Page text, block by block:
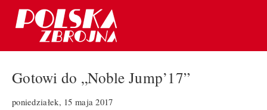
Gotowi do „Noble Jump’17”
poniedziałek, 15 maja 2017